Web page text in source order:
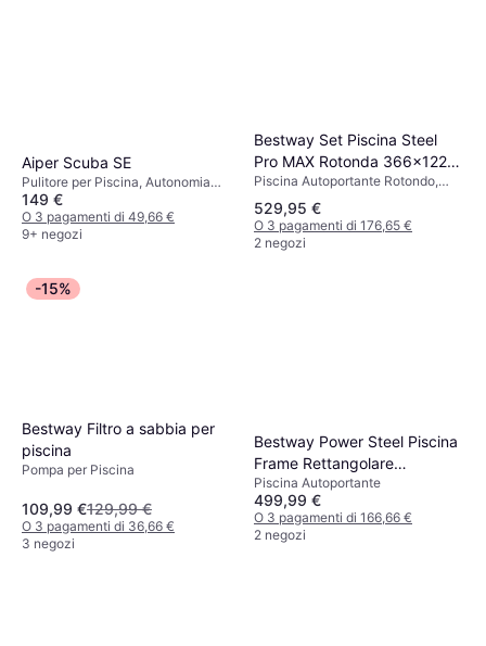
Aiper Scuba SE
Pulitore per Piscina, Autonomia
1.5h
149 €
O 3 pagamenti di 49,66 €
9+ negozi
Bestway Set Piscina Steel
Pro MAX Rotonda 366x122
cm
Piscina Autoportante Rotondo,
529,95 €
O 3 pagamenti di 176,65 €
2 negozi
-15%
Bestway Filtro a sabbia per
piscina
Pompa per Piscina
109,99 €129,99 €
O 3 pagamenti di 36,66 €
3 negozi
Bestway Power Steel Piscina
Frame Rettangolare
404x201x100 cm
Piscina Autoportante
499,99 €
O 3 pagamenti di 166,66 €
2 negozi